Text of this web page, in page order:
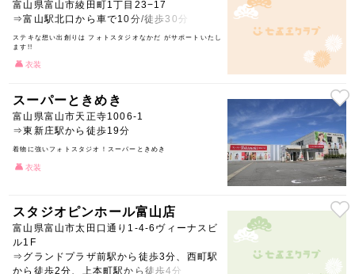
富山県富山市綾田町1丁目23−17
⇒富山駅北口から車で10分/徒歩30分
ステキな想い出創りは フォトスタジオなかだ がサポートいたし
ます!!
衣装
スーパーときめき
富山県富山市天正寺1006-1
⇒東新庄駅から徒歩19分
着物に強いフォトスタジオ！スーパーときめき
衣装
スタジオピンホール富山店
富山県富山市太田口通り1-4-6ヴィーナスビ
ル1F
⇒グランドプラザ前駅から徒歩3分、西町駅
から徒歩2分、上本町駅から徒歩4分